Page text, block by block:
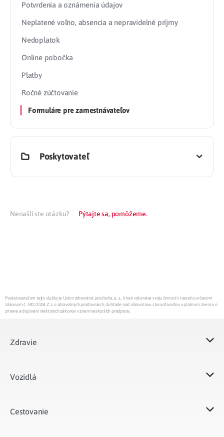
Potvrdenia a oznámenia údajov
Neplatené voľno, absencia a nepravidelné príjmy
Nedoplatok
Online pobočka
Platby
Ročné zúčtovanie
Formuláre pre zamestnávateľov
Poskytovateľ
Nenašli ste otázku? Pýtajte sa, pomôžeme.
Poskytovateľom tejto služby je Union zdravotná poisťovňa, a. s., ktorá vykonáva svoju činnosť v rozsahu určenom
zákonom č. 581/2004 Z.z. o zdravotných poisťovniach, dohľade nad zdravotnou starostlivosťou v platnom znení a o
zmene a doplnení niektorých zákonov v znení neskorších predpisov.
Zdravie
Vozidlá​
Cestovanie